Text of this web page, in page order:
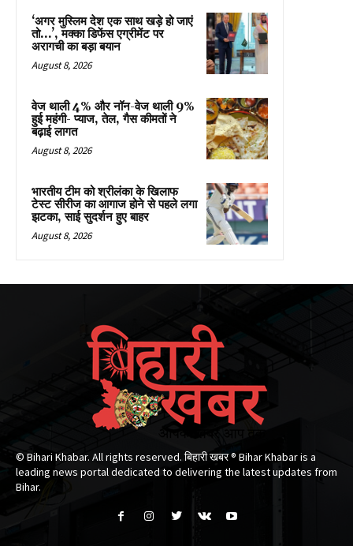
‘अगर मुस्लिम देश एक साथ खड़े हो जाएं
तो…’, मक्का डिफेंस एग्रीमेंट पर
अरागची का बड़ा बयान
August 8, 2026
वेज थाली 4% और नॉन-वेज थाली 9%
हुई महंगी- प्याज, तेल, गैस कीमतों ने
बढ़ाई लागत
August 8, 2026
भारतीय टीम को श्रीलंका के खिलाफ
टेस्ट सीरीज का आगाज होने से पहले लगा
झटका, साई सुदर्शन हुए बाहर
August 8, 2026
© Bihari Khabar. All rights reserved. बिहारी खबर ®​ Bihar Khabar is a
leading news portal dedicated to delivering the latest updates from
Bihar.